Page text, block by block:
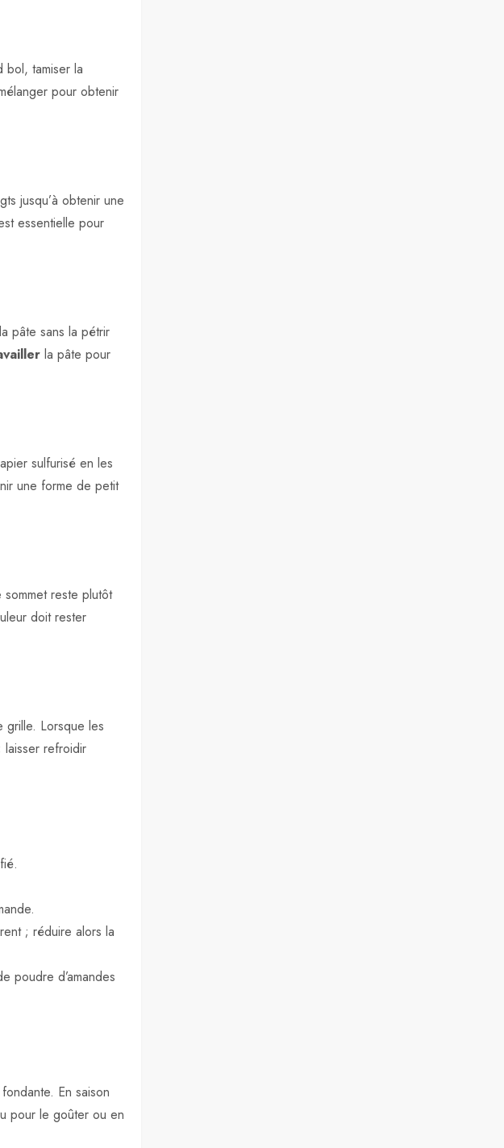
bol, tamiser la
pour obtenir
jusqu’à obtenir une
essentielle pour
pâte sans la pétrir
la pâte pour
sulfurisé en les
une forme de petit
reste plutôt
doit rester
grille. Lorsque les
refroidir
; réduire alors la
poudre d’amandes
En saison
pour le goûter ou en